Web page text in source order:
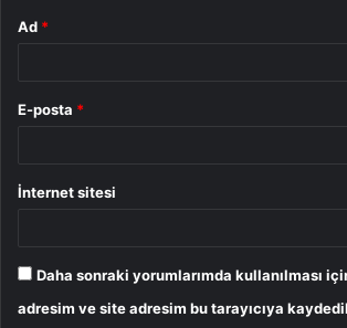
Ad *
E-posta *
İnternet sitesi
Daha sonraki yorumlarımda kullanılması
adresim ve site adresim bu tarayıcıya